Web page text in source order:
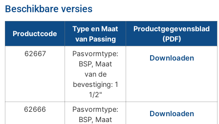
Beschikbare versies
Productcode
Type en Maat
van Passing
Productgegevensblad
(PDF)
62667
Pasvormtype:
BSP, Maat
van de
bevestiging: 1
1/2"
Downloaden
62666
Pasvormtype:
BSP, Maat
Downloaden